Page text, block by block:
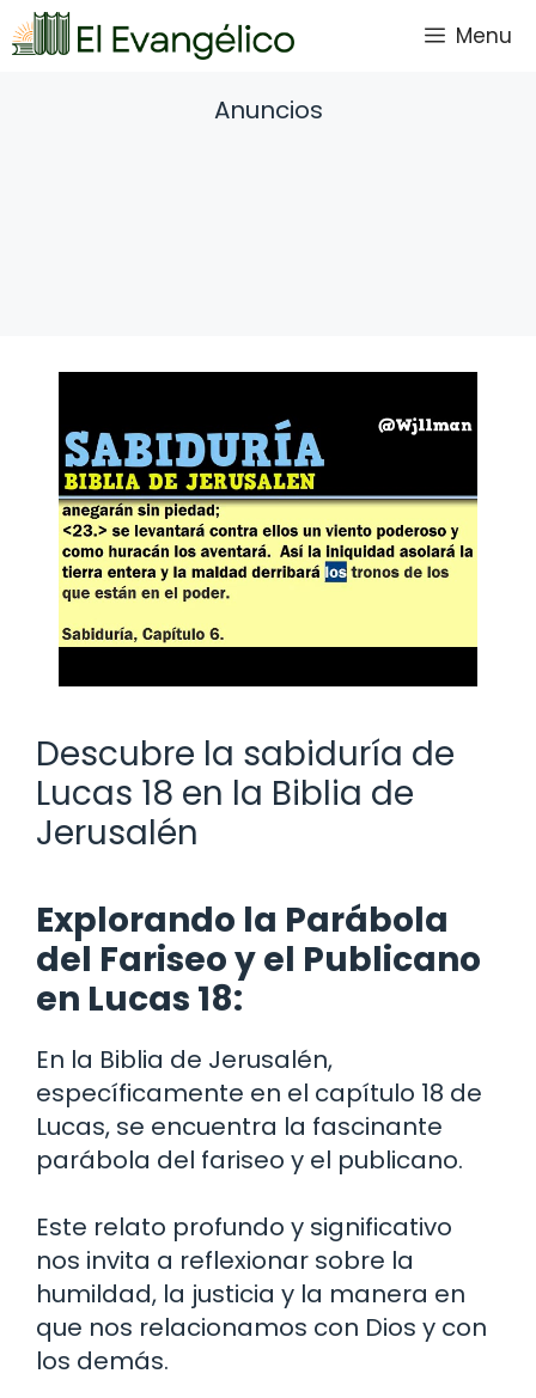
Saltar
al
Menu
Anuncios
Descubre la sabiduría de
Lucas 18 en la Biblia de
Jerusalén
Explorando la Parábola
del Fariseo y el Publicano
en Lucas 18:
En la Biblia de Jerusalén,
específicamente en el capítulo 18 de
Lucas, se encuentra la fascinante
parábola del fariseo y el publicano.
Este relato profundo y significativo
nos invita a reflexionar sobre la
humildad, la justicia y la manera en
que nos relacionamos con Dios y con
los demás.